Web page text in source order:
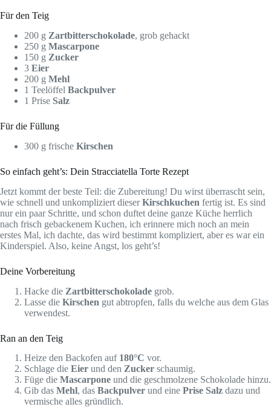
Für den Teig
200 g Zartbitterschokolade, grob gehackt
250 g Mascarpone
150 g Zucker
3 Eier
200 g Mehl
1 Teelöffel Backpulver
1 Prise Salz
Für die Füllung
300 g frische Kirschen
So einfach geht’s: Dein Stracciatella Torte Rezept
Jetzt kommt der beste Teil: die Zubereitung! Du wirst überrascht sein,
wie schnell und unkompliziert dieserKirschkuchen fertig ist. Es sind
nur ein paar Schritte, und schon duftet deine ganze Küche herrlich
nach frisch gebackenem Kuchen, ich erinnere mich noch an mein
erstes Mal, ich dachte, das wird bestimmt kompliziert, aber es war ein
Kinderspiel. Also, keine Angst, los geht’s!
Deine Vorbereitung
Hacke die Zartbitterschokolade grob.
Lasse die Kirschen gut abtropfen, falls du welche aus dem Glas
verwendest.
Ran an den Teig
Heize den Backofen auf 180°C vor.
Schlage die Eier und den Zucker schaumig.
Füge die Mascarpone und die geschmolzene Schokolade hinzu.
Gib das Mehl, das Backpulver und eine Prise Salz dazu und
vermische alles gründlich.